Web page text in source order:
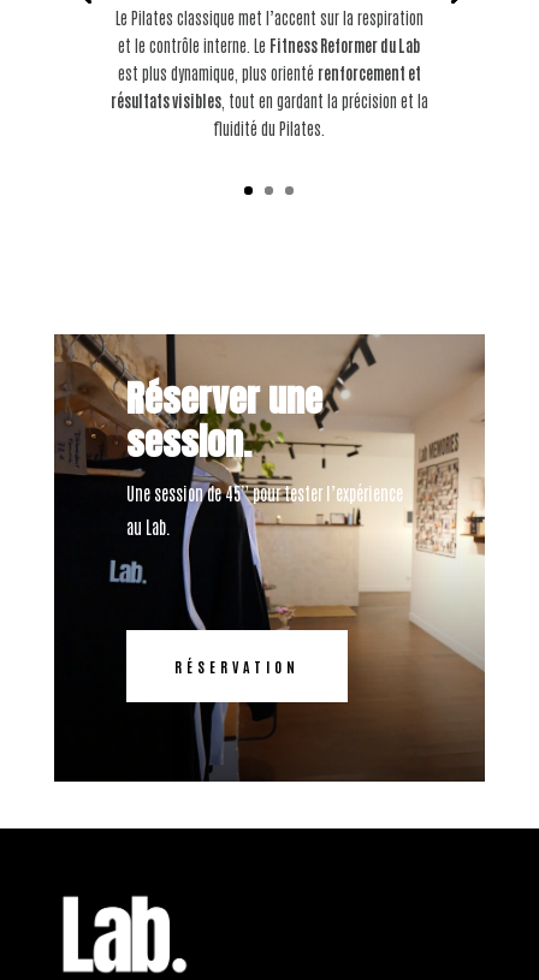
Le Pilates classique met l’accent sur la respiration
et le contrôle interne. Le Fitness Reformer du Lab
est plus dynamique, plus orienté renforcement et
résultats visibles, tout en gardant la précision et la
fluidité du Pilates.
Réserver une
session.
Une session de 45” pour tester l’expérience
au Lab.
RÉSERVATION